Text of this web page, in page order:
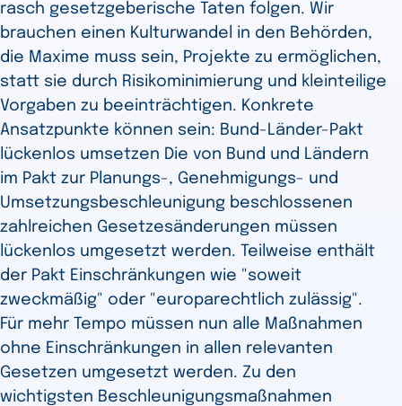
rasch gesetzgeberische Taten folgen. Wir
brauchen einen Kulturwandel in den Behörden,
die Maxime muss sein, Projekte zu ermöglichen,
statt sie durch Risikominimierung und kleinteilige
Vorgaben zu beeinträchtigen. Konkrete
Ansatzpunkte können sein: Bund-Länder-Pakt
lückenlos umsetzen Die von Bund und Ländern
im Pakt zur Planungs-, Genehmigungs- und
Umsetzungsbeschleunigung beschlossenen
zahlreichen Gesetzesänderungen müssen
lückenlos umgesetzt werden. Teilweise enthält
der Pakt Einschränkungen wie "soweit
zweckmäßig" oder "europarechtlich zulässig".
Für mehr Tempo müssen nun alle Maßnahmen
ohne Einschränkungen in allen relevanten
Gesetzen umgesetzt werden. Zu den
wichtigsten Beschleunigungsmaßnahmen